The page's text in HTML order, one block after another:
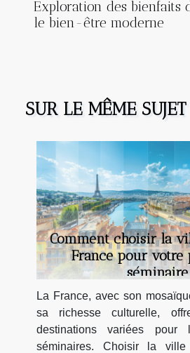
Exploration des bienfaits
le bien-être moderne
SUR LE MÊME SUJET
Comment choisir la
France pour votre
séminaire
La France, avec son
sa richesse culturelle,
destinations variées pour
séminaires. Choisir la